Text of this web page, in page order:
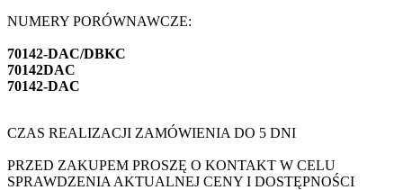
NUMERY PORÓWNAWCZE:
70142-DAC/DBKC
70142DAC
70142-DAC
CZAS REALIZACJI ZAMÓWIENIA DO 5 DNI
PRZED ZAKUPEM PROSZĘ O KONTAKT W CELU
SPRAWDZENIA AKTUALNEJ CENY I DOSTĘPNOŚCI